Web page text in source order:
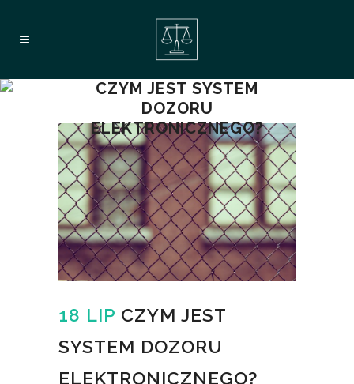
CZYM JEST SYSTEM
DOZORU
ELEKTRONICZNEGO?
18 LIP CZYM JEST
SYSTEM DOZORU
ELEKTRONICZNEGO?